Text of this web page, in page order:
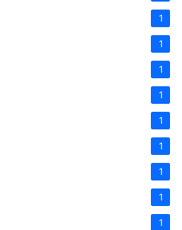
1
1
1
1
1
1
1
1
1